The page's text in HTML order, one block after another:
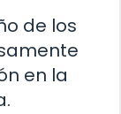
de los
en la